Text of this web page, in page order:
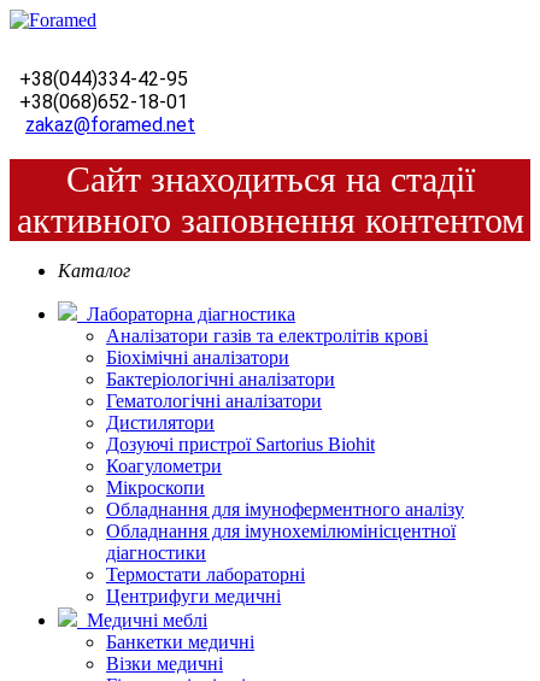
+38(044)334-42-95
+38(068)652-18-01
zakaz@foramed.net
Сайт знаходиться на стадії
активного заповнення контентом
Каталог
Лабораторна діагностика
Аналізатори газів та електролітів крові
Біохімічні аналізатори
Бактеріологічні аналізатори
Гематологічні аналізатори
Дистилятори
Дозуючі пристрої Sartorius Biohit
Коагулометри
Мікроскопи
Обладнання для імуноферментного аналізу
Обладнання для імунохемілюмінісцентної
діагностики
Термостати лабораторні
Центрифуги медичні
Медичні меблі
Банкетки медичні
Візки медичні